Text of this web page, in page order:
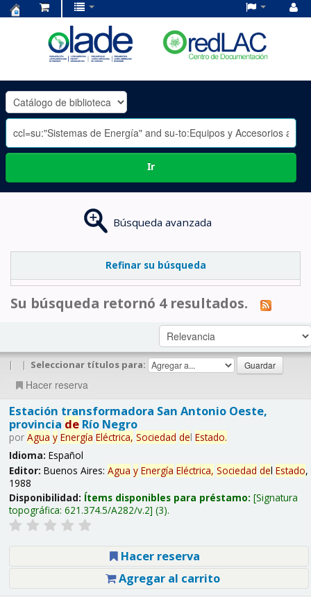
OLADE
-
Ir
Búsqueda avanzada
Refinar su búsqueda
Su búsqueda retornó 4 resultados.
| | Seleccionar títulos para:
Hacer reserva
Estación transformadora San Antonio Oeste,
provincia deRío Negro
por Agua y Energía Eléctrica, Sociedad del Estado.
Idioma: Español
Editor: Buenos Aires: Agua y Energía Eléctrica, Sociedad del Estado,
1988
Disponibilidad: Ítems disponibles para préstamo: Signatura
topográfica: 621.374.5/A282/v.2 (3).
Hacer reserva
Agregar al carrito